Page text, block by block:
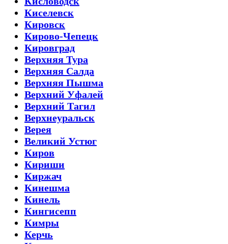
Киселевск
Кировск
Кирово-Чепецк
Кировград
Верхняя Тура
Верхняя Салда
Верхняя Пышма
Верхний Уфалей
Верхний Тагил
Верхнеуральск
Верея
Великий Устюг
Киров
Кириши
Киржач
Кинешма
Кинель
Кингисепп
Кимры
Керчь